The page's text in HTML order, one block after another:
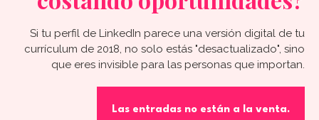
Si tu perfil de LinkedIn parece una versión digital de tu
currículum de 2018, no solo estás "desactualizado", sino
que eres invisible para las personas que importan.
Las entradas no están a la venta.